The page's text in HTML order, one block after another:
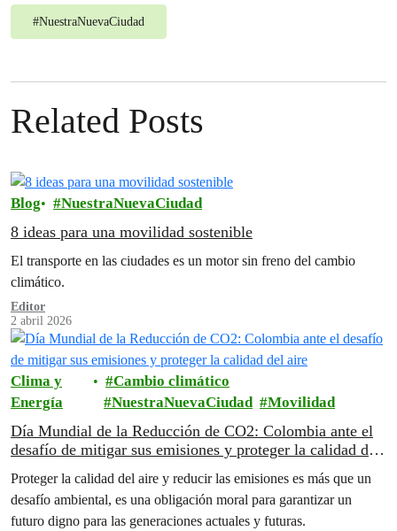
#NuestraNuevaCiudad
Related Posts
Blog NuestraNuevaCiudad
8 ideas para una movilidad sostenible
El transporte en las ciudades es un motor sin freno del cambio
climático.
Editor
2 abril 2026
Clima y
Energía
Cambio climático
NuestraNuevaCiudad
Movilidad
Día Mundial de la Reducción de CO2: Colombia ante el
desafío de mitigar sus emisiones y proteger la calidad del
Proteger la calidad del aire y reducir las emisiones es más que un
desafío ambiental, es una obligación moral para garantizar un
futuro digno para las generaciones actuales y futuras.